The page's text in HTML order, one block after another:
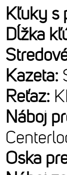
Kľuky s
Dĺžka
Kazeta:
Reťaz:
Náboj
Oska